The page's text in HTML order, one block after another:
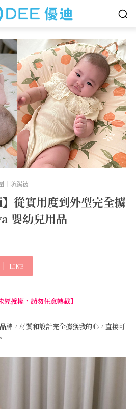
｜防踢被
從實用度到外型完全擄
嬰幼兒用品
LINE
經授權，請勿任意轉載】
牌，材質和設計完全擄獲我的心，直接可